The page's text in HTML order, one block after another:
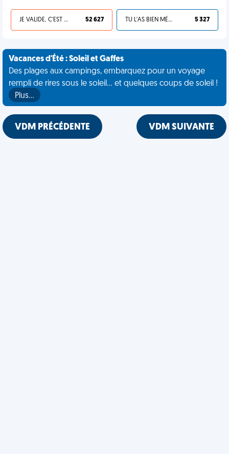
JE VALIDE, C'EST UNE VDM 52 627 TU L'AS BIEN MÉRITÉ 5 327
Vacances d'Été : Soleil et Gaffes
Des plages aux campings, embarquez pour un voyage
rempli de rires sous le soleil... et quelques coups de soleil !
Plus…
VDM PRÉCÉDENTE VDM SUIVANTE